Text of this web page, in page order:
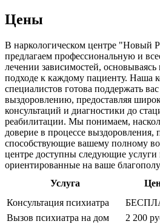
Цены
В наркологическом центре "Новый
предлагаем профессиональную и
лечении зависимостей,
подходе к каждому пациенту. Наша
специалистов готова поддержать
выздоровлению, предоставляя
консультаций и диагностики до
реабилитации. Мы понимаем,
доверие в процессе выздоровления,
способствующие вашему полному
центре доступны следующие
ориентированные на ваше
Услуга
Консультация психиатра
Вызов психиатра на дом 2 200